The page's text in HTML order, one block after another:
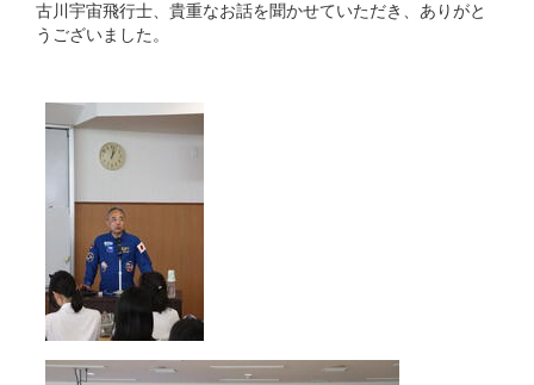
古川宇宙飛行士、貴重なお話を聞かせていただき、ありがと
うございました。